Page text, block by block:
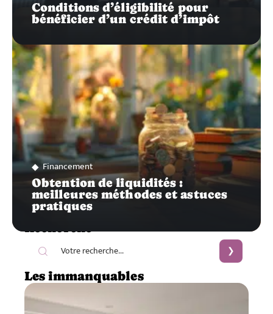
Conditions d’éligibilité pour
bénéficier d’un crédit d’impôt
Financement
Obtention de liquidités :
meilleures méthodes et astuces
pratiques
Recherche
Les immanquables